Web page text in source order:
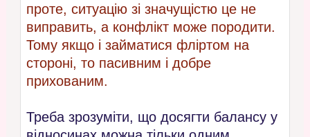
проте, ситуацію зі значущістю це не
виправить, а конфлікт може породити.
Тому якщо і займатися фліртом на
стороні, то пасивним і добре
прихованим.
Треба зрозуміти, що досягти балансу у